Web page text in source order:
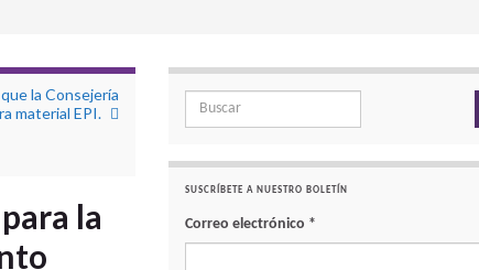
la Consejería
material EPI.
la
Search for:
SUSCRÍBETE A NUESTRO BOLETÍN
Correo electrónico *